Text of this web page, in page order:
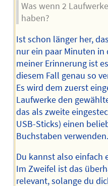
Was wenn 2
haben?
Ist schon länger her,
nur ein paar Minuten in
meiner Erinnerung ist
diesem Fall genau so
Es wird dem zuerst
Laufwerke den
das als zweite
USB-Sticks) einen
Buchstaben verwenden.
Du kannst also einfach
Im Zweifel ist das
relevant, solange du